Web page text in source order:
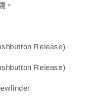
。
Release)
Release)